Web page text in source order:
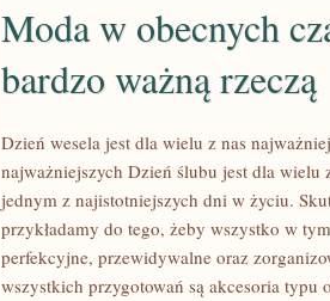
Moda w obecnych
bardzo ważną rzeczą
Dzień wesela jest dla wielu z nas
najważniejszych Dzień ślubu jest dla wielu
jednym z najistotniejszych dni w życiu.
przykładamy do tego, żeby wszystko w
perfekcyjne, przewidywalne oraz
wszystkich przygotowań są akcesoria typu